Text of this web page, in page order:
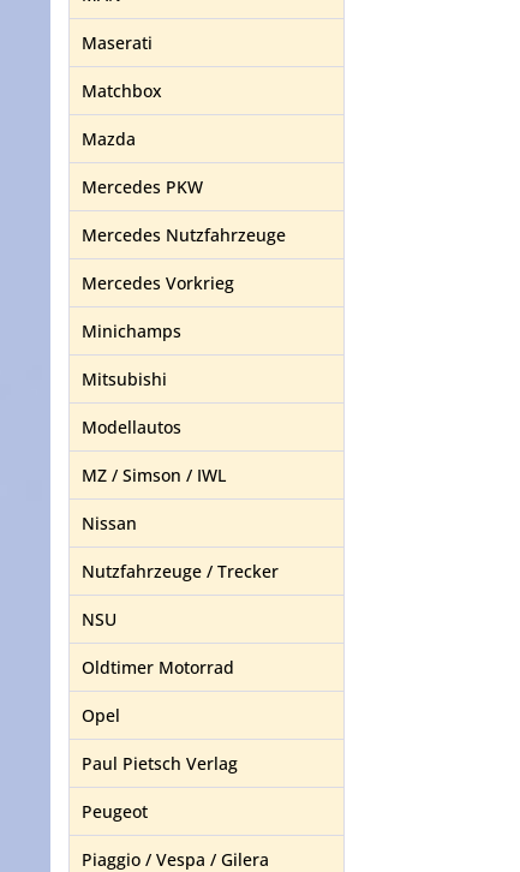
Maserati
Matchbox
Mazda
Mercedes PKW
Mercedes Nutzfahrzeuge
Mercedes Vorkrieg
Minichamps
Mitsubishi
Modellautos
MZ / Simson / IWL
Nissan
Nutzfahrzeuge / Trecker
NSU
Oldtimer Motorrad
Opel
Paul Pietsch Verlag
Peugeot
Piaggio / Vespa / Gilera